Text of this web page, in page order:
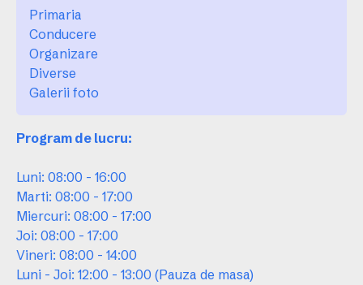
Primaria
Conducere
Organizare
Diverse
Galerii foto
Program de lucru:
Luni: 08:00 - 16:00
Marti: 08:00 - 17:00
Miercuri: 08:00 - 17:00
Joi: 08:00 - 17:00
Vineri: 08:00 - 14:00
Luni - Joi: 12:00 - 13:00 (Pauza de masa)